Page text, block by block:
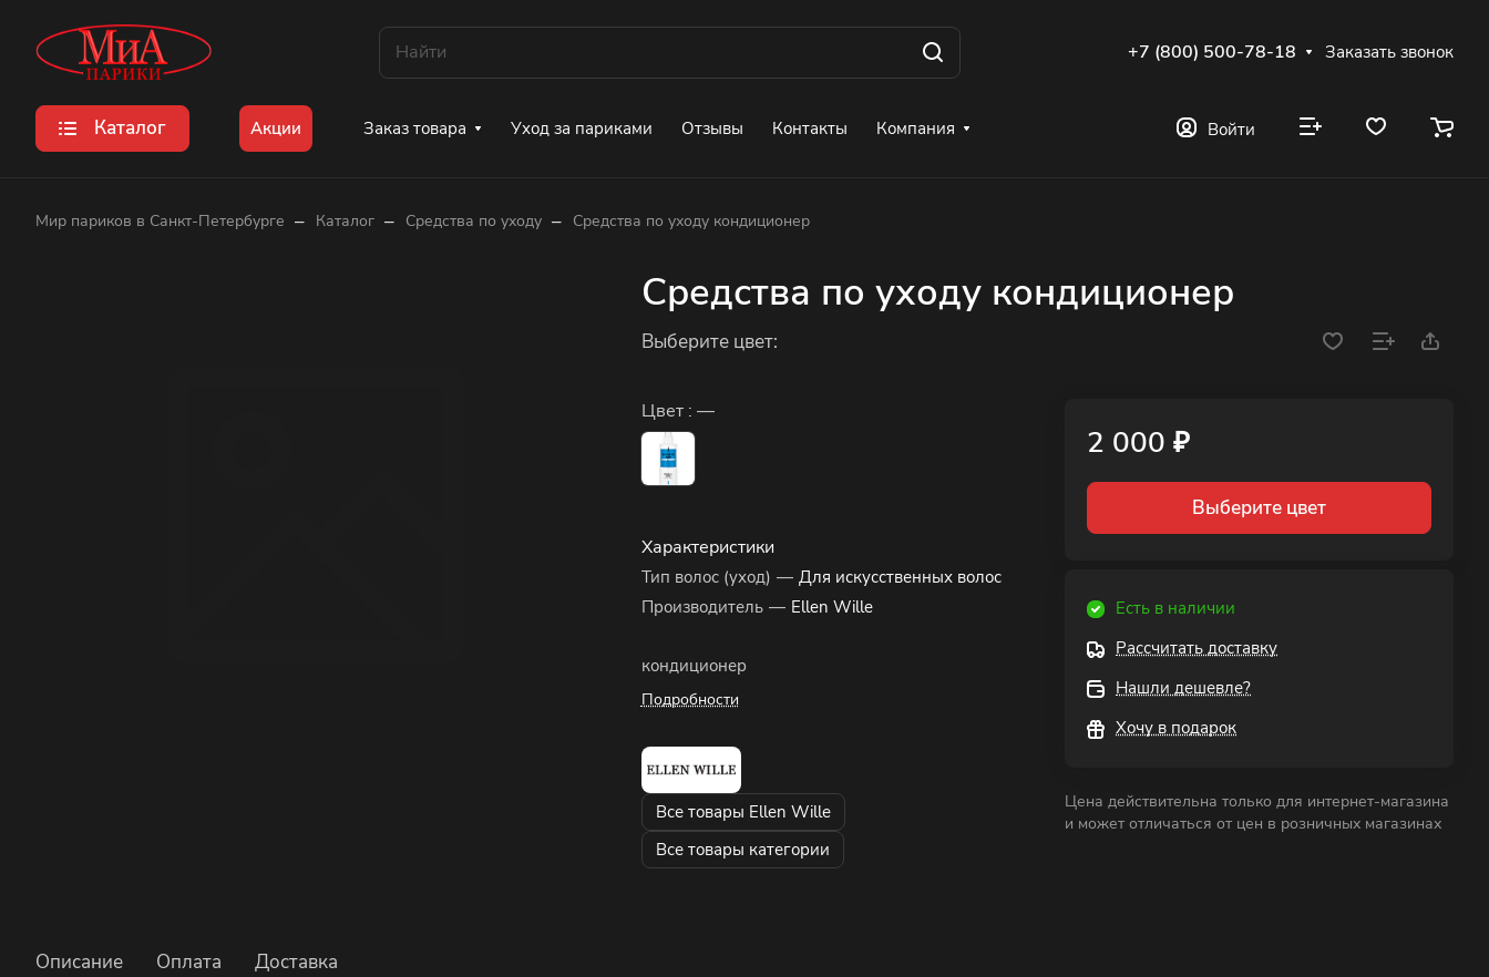
+7 (800) 500-78-18 Заказать звонок
Каталог Акции Заказ товара Уход за париками Отзывы Контакты Компания Войти
Мир париков в Санкт-Петербурге – Каталог – Средства по уходу – Средства по уходу кондиционер
Средства по уходу кондиционер
Выберите цвет:
Цвет : —
Характеристики
Тип волос (уход) — Для искусственных волос
Производитель — Ellen Wille
кондиционер
Подробности
Все товары Ellen Wille
Все товары категории
2 000 ₽
Выберите цвет
Есть в наличии
Рассчитать доставку
Нашли дешевле?
Хочу в подарок
Цена действительна только для интернет-магазина
и может отличаться от цен в розничных магазинах
Описание Оплата Доставка